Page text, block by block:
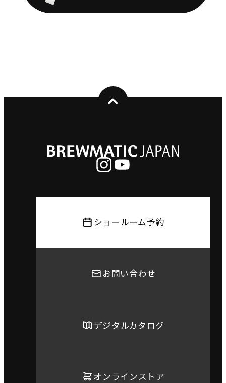
ショールーム予約
お問い合わせ
デジタルカタログ
オンラインストア